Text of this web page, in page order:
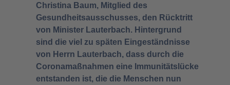
Christina Baum, Mitglied des
Gesundheitsausschusses, den Rücktritt
von Minister Lauterbach. Hintergrund
sind die viel zu späten Eingeständnisse
von Herrn Lauterbach, dass durch die
Coronamaßnahmen eine Immunitätslücke
entstanden ist, die die Menschen nun